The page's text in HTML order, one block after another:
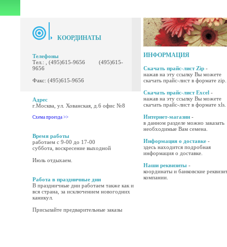
КООРДИНАТЫ
Телефоны
Тел.: , (495)615-9656 (495)615-
9656
Факс: (495)615-9656
Адрес
г.Москва, ул. Хованская, д.6 офис №8
Схема проезда >>
Время работы
работаем с 9-00 до 17-00
суббота, воскресение выходной
Июль отдыхаем.
Работа в праздничные дни
В праздничные дни работаем также как и
вся страна, за исключением новогодних
каникул.
Присылайте предварительные заказы
ИНФОРМАЦИЯ
Скачать прайс-лист Zip -
нажав на эту ссылку Вы можете
скачать прайс-лист в формате zip.
Скачать прайс-лист Excel -
нажав на эту ссылку Вы можете
скачать прайс-лист в формате xls.
Интернет-магазин -
в данном разделе можно заказать
необходимые Вам семена.
Информация о доставке -
здесь находится подробная
информация о доставке.
Наши реквизиты -
координаты и банковские
компании.